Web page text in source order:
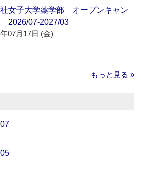
女子大学薬学部 オープンキャン
2026/07-2027/03
07月17日 (金)
もっと見る »